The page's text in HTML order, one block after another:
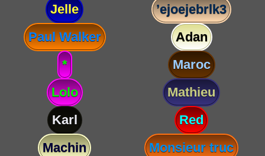
Jelle
’ejoejebrlk3
Paul Walker
Adan
*
Maroc
Lolo
Mathieu
Karl
Red
Machin
Monsieur truc